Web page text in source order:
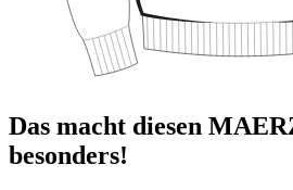
Das macht diesen
besonders!